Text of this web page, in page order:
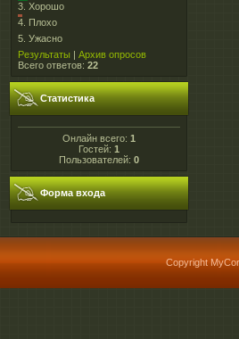
3. Хорошо
4. Плохо
5. Ужасно
Результаты | Архив опросов
Всего ответов: 22
Статистика
Онлайн всего: 1
Гостей: 1
Пользователей: 0
Форма входа
Copyright